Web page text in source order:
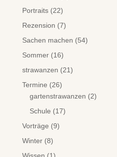
Portraits(22)
Rezension (7)
Sachen machen (54)
Sommer(16)
strawanzen (21)
Termine (26)
gartenstrawanzen (2)
Schule (17)
Vorträge (9)
Winter(8)